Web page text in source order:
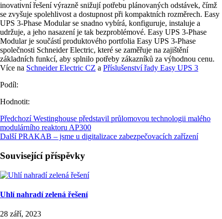
inovativní řešení výrazně snižují potřebu plánovaných odstávek, čímž
se zvyšuje spolehlivost a dostupnost při kompaktních rozměrech. Easy
UPS 3-Phase Modular se snadno vybírá, konfiguruje, instaluje a
udržuje, a jeho nasazení je tak bezproblémové. Easy UPS 3-Phase
Modular je součástí produktového portfolia Easy UPS 3-Phase
společnosti Schneider Electric, které se zaměřuje na zajištění
základních funkcí, aby splnilo potřeby zákazníků za výhodnou cenu.
Více na Schneider Electric CZ a Příslušenství řady Easy UPS 3
Podíl:
Hodnotit:
Předchozí Westinghouse představil průlomovou technologii malého
modulárního reaktoru AP300
Další PRAKAB – jsme u digitalizace zabezpečovacích zařízení
Související příspěvky
Uhlí nahradí zelená řešení
28 září, 2023